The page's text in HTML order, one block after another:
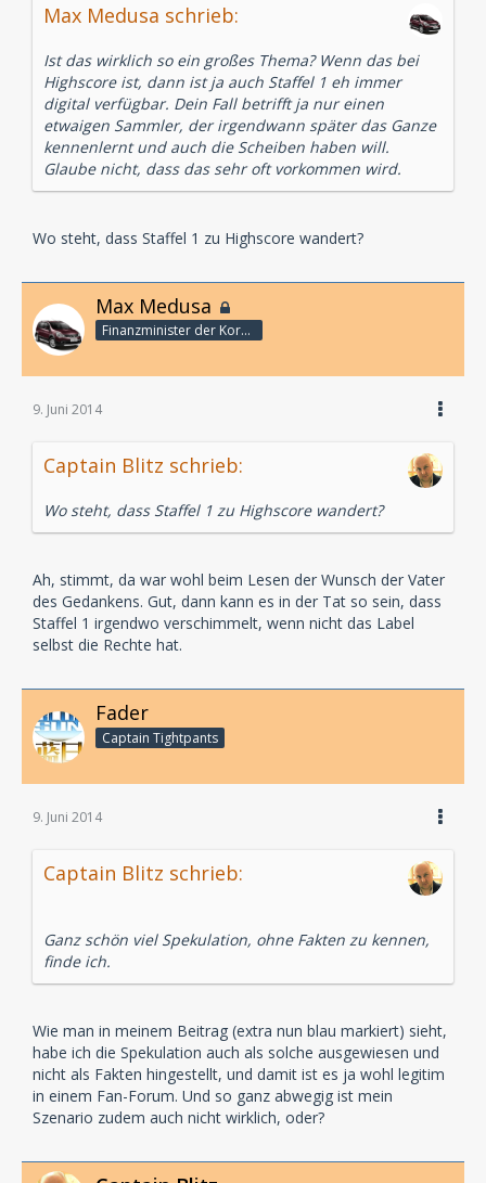
Max Medusa schrieb:
Ist das wirklich so ein großes Thema? Wenn das bei
Highscore ist, dann ist ja auch Staffel 1 eh immer
digital verfügbar. Dein Fall betrifft ja nur einen
etwaigen Sammler, der irgendwann später das Ganze
kennenlernt und auch die Scheiben haben will.
Glaube nicht, dass das sehr oft vorkommen wird.
Wo steht, dass Staffel 1 zu Highscore wandert?
Max Medusa
Finanzminister der Korporation
9. Juni 2014
Captain Blitz schrieb:
Wo steht, dass Staffel 1 zu Highscore wandert?
Ah, stimmt, da war wohl beim Lesen der Wunsch der Vater
des Gedankens. Gut, dann kann es in der Tat so sein, dass
Staffel 1 irgendwo verschimmelt, wenn nicht das Label
selbst die Rechte hat.
Fader
Captain Tightpants
9. Juni 2014
Captain Blitz schrieb:
Ganz schön viel Spekulation, ohne Fakten zu kennen,
finde ich.
Wie man in meinem Beitrag (extra nun blau markiert) sieht,
habe ich die Spekulation auch als solche ausgewiesen und
nicht als Fakten hingestellt, und damit ist es ja wohl legitim
in einem Fan-Forum. Und so ganz abwegig ist mein
Szenario zudem auch nicht wirklich, oder?